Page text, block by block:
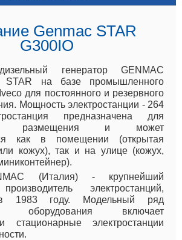
Genmac STAR
G300IO
генератор GENMAC
STAR на базе промышленного
для постоянного и резервного
Мощность электростанции - 264
предназначена для
размещения и может
как в помещении (открытая
кожух), так и на улице (кожух,
(Италия) - крупнейший
электростанций,
1983 году. Модельный ряд
оборудования включает
стационарные электростанции